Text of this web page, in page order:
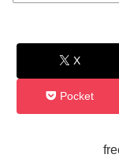
X
Pocket